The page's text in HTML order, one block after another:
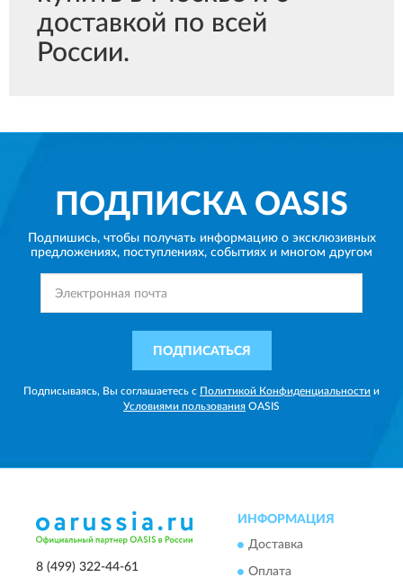
доставкой по всей
России.
ПОДПИСКА OASIS
Подпишись, чтобы получать информацию о эксклюзивных
предложениях, поступлениях, событиях и многом другом
ПОДПИСАТЬСЯ
Подписываясь, Вы соглашаетесь с Политикой Конфиденциальности и
Условиями пользования OASIS
8 (499) 322-44-61
ИНФОРМАЦИЯ
Доставка
Оплата